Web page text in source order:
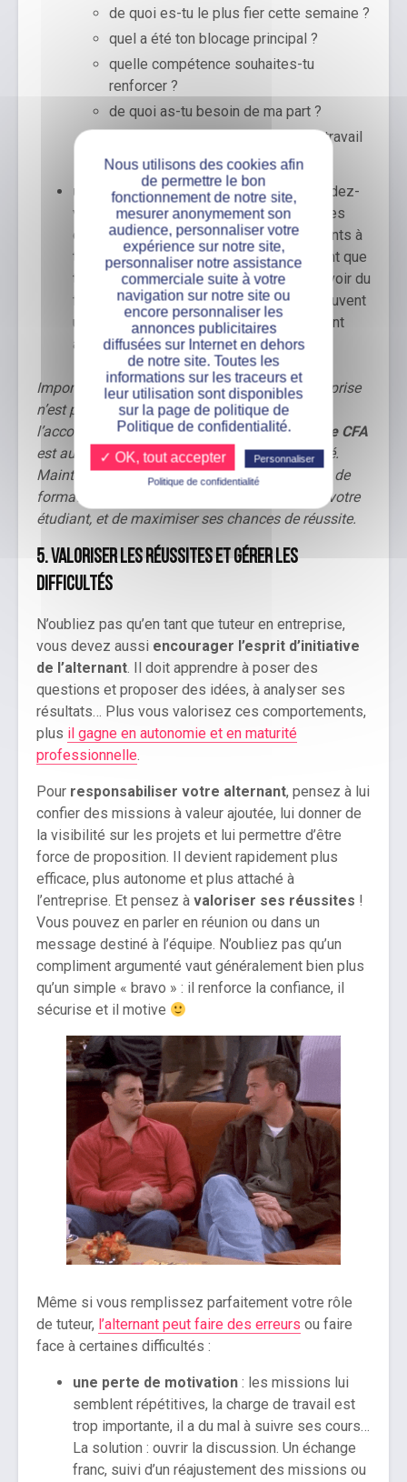
de quoi es-tu le plus fier cette semaine ?
quel a été ton blocage principal ?
quelle compétence souhaites-tu
renforcer ?
de quoi as-tu besoin de ma part ?
comment évalues-tu ta charge de travail
?
un bilan mensuel: plus structuré, ce rendez-
vous est l’occasion de faire le point sur les
qualités et les progrès observés, les points à
travailler et les missions à venir. Et en tant que
tuteur, vous devez aussi être prêt à recevoir du
feedback ! En effet, les alternants ont souvent
un regard neuf, et leurs remarques peuvent
améliorer certains process internes.
Important : n’oubliez pas que le tuteur en entreprise
n’est pas le seul « responsable » de
l’accompagnement de l’alternant !L’école ou le CFA
est aussi un relais essentiel en cas de difficulté.
Maintenir un contact régulier avec l’organisme de
formation vous permet de bien accompagner votre
étudiant, et de maximiser ses chances de réussite.
5. Valoriser les réussites et gérer les
difficultés
N’oubliez pas qu’en tant que tuteur en entreprise,
vous devez aussi encourager l’esprit d’initiative
de l’alternant. Il doit apprendre à poser des
questions et proposer des idées, à analyser ses
résultats… Plus vous valorisez ces comportements,
plus il gagne en autonomie et en maturité
professionnelle.
Pour responsabiliser votre alternant, pensez à lui
confier des missions à valeur ajoutée, lui donner de
la visibilité sur les projets et lui permettre d’être
force de proposition. Il devient rapidement plus
efficace, plus autonome et plus attaché à
l’entreprise. Et pensez à valoriser ses réussites !
Vous pouvez en parler en réunion ou dans un
message destiné à l’équipe. N’oubliez pas qu’un
compliment argumenté vaut généralement bien plus
qu’un simple « bravo » : il renforce la confiance, il
sécurise et il motive
Même si vous remplissez parfaitement votre rôle
de tuteur, l’alternant peut faire des erreurs ou faire
face à certaines difficultés :
une perte de motivation : les missions lui
semblent répétitives, la charge de travail est
trop importante, il a du mal à suivre ses cours…
La solution : ouvrir la discussion. Un échange
franc, suivi d’un réajustement des missions ou
Nous utilisons des cookies afin
de permettre le bon
fonctionnement de notre site,
mesurer anonymement son
audience, personnaliser votre
expérience sur notre site,
personnaliser notre assistance
commerciale suite à votre
navigation sur notre site ou
encore personnaliser les
annonces publicitaires
diffusées sur Internet en dehors
de notre site. Toutes les
informations sur les traceurs et
leur utilisation sont disponibles
sur la page de politique de
Politique de confidentialité.
✓ OK, tout accepter
Personnaliser
Politique de confidentialité